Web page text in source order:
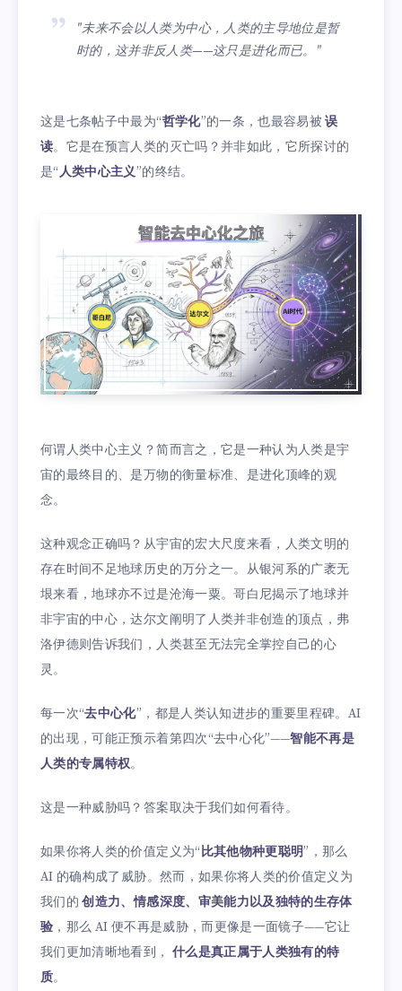
"未来不会以人类为中心，人类的主导地位是暂
时的，这并非反人类——这只是进化而已。"
这是七条帖子中最为“哲学化”的一条，也最容易被误
读。它是在预言人类的灭亡吗？并非如此，它所探讨的
是“人类中心主义”的终结。
何谓人类中心主义？简而言之，它是一种认为人类是宇
宙的最终目的、是万物的衡量标准、是进化顶峰的观
念。
这种观念正确吗？从宇宙的宏大尺度来看，人类文明的
存在时间不足地球历史的万分之一。从银河系的广袤无
垠来看，地球亦不过是沧海一粟。哥白尼揭示了地球并
非宇宙的中心，达尔文阐明了人类并非创造的顶点，弗
洛伊德则告诉我们，人类甚至无法完全掌控自己的心
灵。
每一次“去中心化”，都是人类认知进步的重要里程碑。AI
的出现，可能正预示着第四次“去中心化”——智能不再是
人类的专属特权。
这是一种威胁吗？答案取决于我们如何看待。
如果你将人类的价值定义为“ 比其他物种更聪明”，那么
AI 的确构成了威胁。然而，如果你将人类的价值定义为
我们的创造力、情感深度、审美能力以及独特的生存体
验 ，那么 AI 便不再是威胁，而更像是一面镜子——它让
我们更加清晰地看到， 什么是真正属于人类独有的特
质。